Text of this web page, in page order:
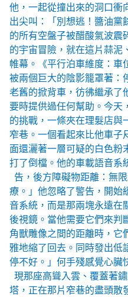
他，一起從撞出來的洞口衝
出尖叫：「別想逃！醬油黨
的所有空盤子被醋酸氣波震
的宇宙冒險，就在這片蒜泥
帷幕。《平行泊車維度：車
被兩個巨大的陰影籠罩著：
老舊的掀背車，彷彿繼承了
要時提供過任何幫助。今天
的挑戰，一條夾在理髮店與
窄巷。一個看起來比他車子
面還灑著一層可疑的白色粉
打了倒檔。他的車載語音系
告，後方障礙物距離：無
療。」他忽略了警告，開始
音系統，而是那兩塊永遠在
後視鏡。當他需要它們來判
角獸雕像之間的距離時，它
雅地縮了回去。同時發出低
停不好。」何手殘感覺心臟
現那座高聳入雲、覆蓋著
塔，正在那片窄巷的盡頭散